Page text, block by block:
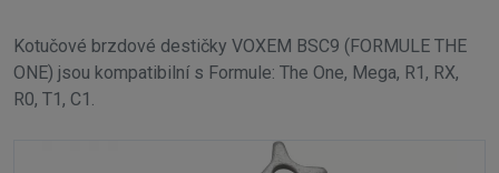
Kotučové brzdové destičky VOXEM BSC9 (FORMULE THE
ONE) jsou kompatibilní s Formule: The One, Mega, R1, RX,
R0, T1, C1.